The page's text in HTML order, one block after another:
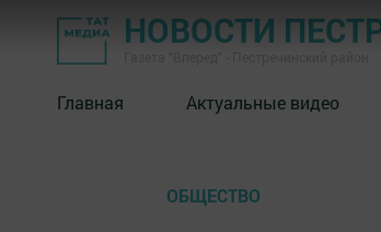
НОВОСТИ
Главная Актуальные видео
ОБЩЕСТВО